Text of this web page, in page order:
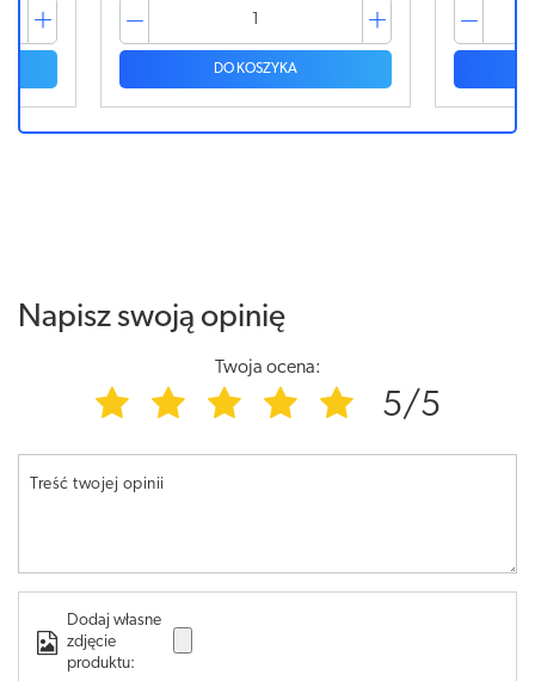
DO KOSZYKA
Napisz swoją opinię
Twoja ocena:
5/5
Treść twojej opinii
Dodaj własne
zdjęcie
produktu: